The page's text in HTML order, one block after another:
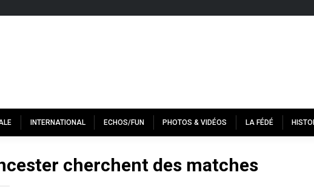
INTERNATIONAL ECHOS/FUN PHOTOS & VIDÉOS LA FÉDÉ
cherchent des matches